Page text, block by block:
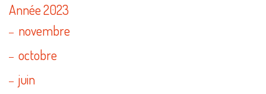
Année 2023
novembre
octobre
juin